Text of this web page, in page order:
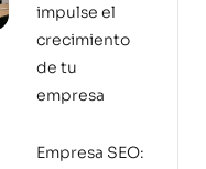
impulse el
crecimiento
de tu
empresa
Empresa SEO: